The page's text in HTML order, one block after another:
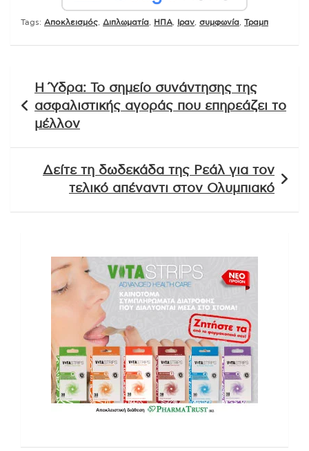
Tags: Αποκλεισμός Διπλωματία ΗΠΑ Ιραν συμφωνία Τραμπ
άρθρων
Η Ύδρα: Το σημείο συνάντησης της
ασφαλιστικής αγοράς που επηρεάζει το
μέλλον
Δείτε τη δωδεκάδα της Ρεάλ για τον
τελικό απέναντι στον Ολυμπιακό